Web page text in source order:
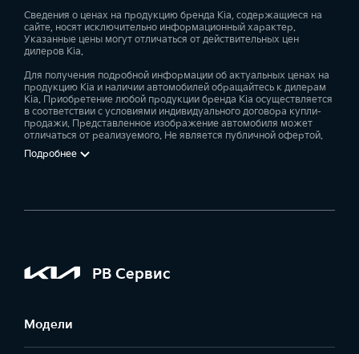
Сведения о ценах на продукцию бренда Kia, содержащиеся на
сайте, носят исключительно информационный характер.
Указанные цены могут отличаться от действительных цен
дилеров Kia.
Для получения подробной информации об актуальных ценах на
продукцию Kia и наличии автомобилей обращайтесь к дилерам
Kia. Приобретение любой продукции бренда Kia осуществляется
в соответствии с условиями индивидуального договора купли-
продажи. Представленное изображение автомобиля может
отличаться от реализуемого. Не является публичной офертой.
Подробнее
РВ Сервис
Модели